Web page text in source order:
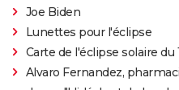
Joe Biden
Lunettes pour l'éclipse
Carte de l'éclipse solaire du
Alvaro Fernandez,